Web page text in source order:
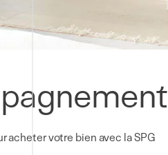
acheter votre bien avec la SPG